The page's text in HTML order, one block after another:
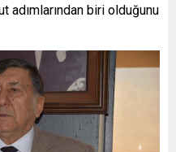
adımlarından biri olduğunu